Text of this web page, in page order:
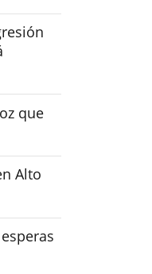
que
Alto